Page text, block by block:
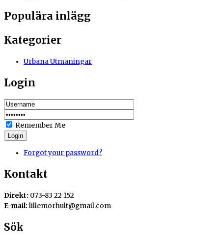
Populära inlägg
Kategorier
Urbana Utmaningar
Login
Remember Me
Login
Forgot your password?
Kontakt
Direkt: 073-83 22 152
E-mail: lillemorhult@gmail.com
Sök